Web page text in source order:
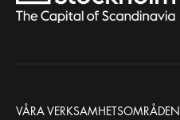
VÅRA VERKSAMHETSOMRÅDEN